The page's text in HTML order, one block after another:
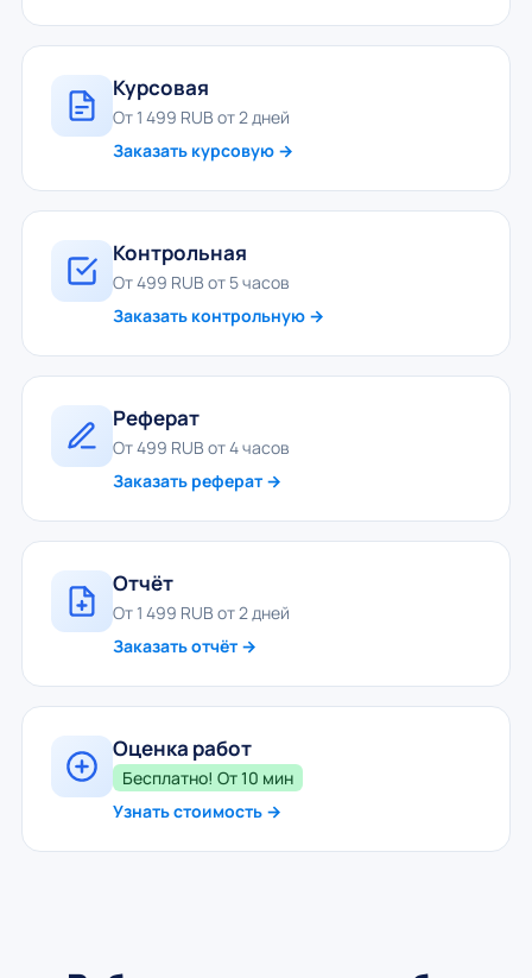
Курсовая
От 1 499 RUB от 2 дней
Заказать курсовую →
Контрольная
От 499 RUB от 5 часов
Заказать контрольную →
Реферат
От 499 RUB от 4 часов
Заказать реферат →
Отчёт
От 1 499 RUB от 2 дней
Заказать отчёт →
Оценка работ
Бесплатно! От 10 мин
Узнать стоимость →